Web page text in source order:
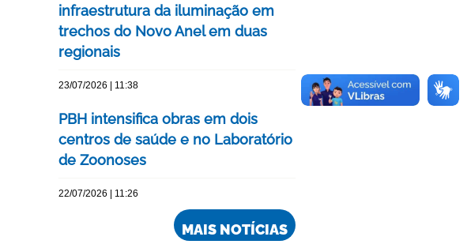
infraestrutura da iluminação em
trechos do Novo Anel em duas
regionais
23/07/2026 | 11:38
PBH intensifica obras em dois
centros de saúde e no Laboratório
de Zoonoses
22/07/2026 | 11:26
MAIS NOTÍCIAS